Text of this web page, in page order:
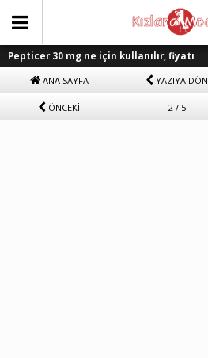
Pepticer 30 mg ne için kullanılır, fiyatı
ANA SAYFA YAZIYA DÖN
ÖNCEKİ 2 / 5